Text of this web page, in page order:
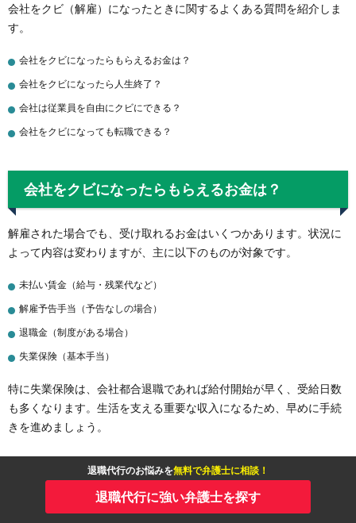
退職代行のお悩みを無料で弁護士に相談！
退職代行に強い弁護士を探す
会社をクビ（解雇）になったときに関するよくある質問を紹介しま
す。
会社をクビになったらもらえるお金は？
会社をクビになったら人生終了？
会社は従業員を自由にクビにできる？
会社をクビになっても転職できる？
会社をクビになったらもらえるお金は？
解雇された場合でも、受け取れるお金はいくつかあります。状況に
よって内容は変わりますが、主に以下のものが対象です。
未払い賃金（給与・残業代など）
解雇予告手当（予告なしの場合）
退職金（制度がある場合）
失業保険（基本手当）
特に失業保険は、会社都合退職であれば給付開始が早く、受給日数
も多くなります。生活を支える重要な収入になるため、早めに手続
きを進めましょう。
もあります。内容によって受け取れる金額は大きく変わります。